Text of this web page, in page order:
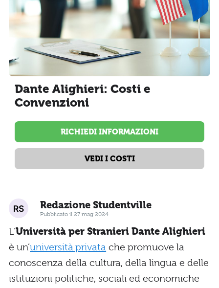
Dante Alighieri: Costi e
Convenzioni
RICHIEDI INFORMAZIONI
VEDI I COSTI
Redazione Studentville
Pubblicato il 27 mag 2024
L’Università per Stranieri Dante Alighieri
è un’università privata che promuove la
conoscenza della cultura, della lingua e delle
istituzioni politiche, sociali ed economiche